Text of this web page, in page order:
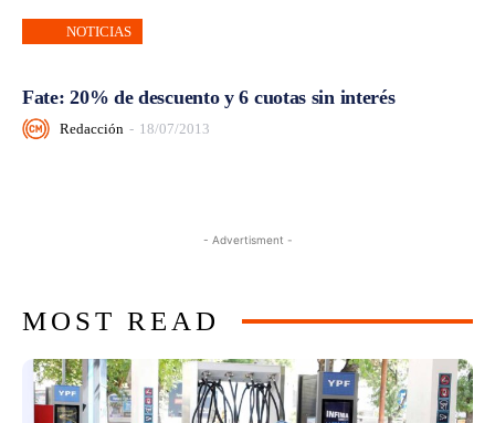
NOTICIAS
Fate: 20% de descuento y 6 cuotas sin interés
Redacción - 18/07/2013
- Advertisment -
MOST READ